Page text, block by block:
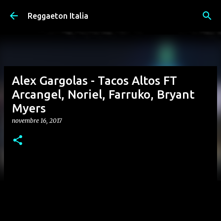
Passa ai contenuti principali
Reggaeton Italia
Alex Gargolas - Tacos Altos FT
Arcangel, Noriel, Farruko, Bryant
Myers
novembre 16, 2017